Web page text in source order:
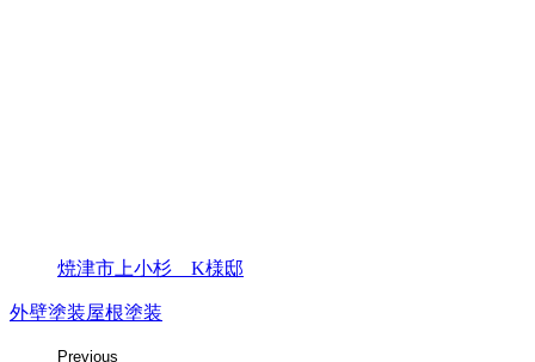
焼津市上小杉 K様邸
外壁塗装屋根塗装
Previous